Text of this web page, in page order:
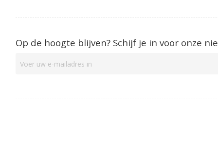
Op de hoogte blijven? Schijf je in voor onze